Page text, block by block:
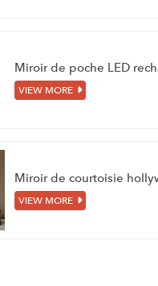
Miroir de poche LED
VIEW MORE
Miroir de courtoisie
VIEW MORE